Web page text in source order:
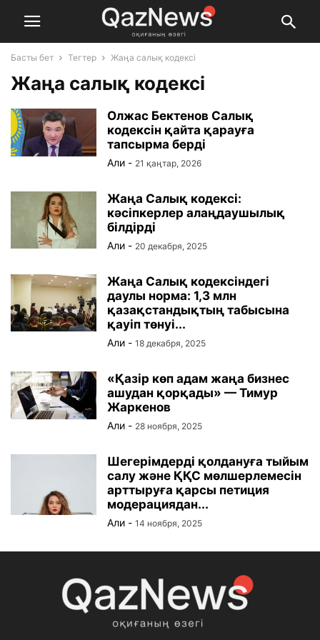
Басты бет Тегтер Жаңа салық кодексі
Жаңа салық кодексі
Олжас Бектенов Салық
кодексін қайта қарауға
тапсырма берді
Али - 21 қаңтар, 2026
Жаңа Салық кодексі:
кәсіпкерлер алаңдаушылық
білдірді
Али - 20 декабря, 2025
Жаңа Салық кодексіндегі
даулы норма: 1,3 млн
қазақстандықтың табысына
қауіп төнуі...
Али - 18 декабря, 2025
«Қазір көп адам жаңа бизнес
ашудан қорқады» — Тимур
Жаркенов
Али - 28 ноября, 2025
Шегерімдерді қолдануға тыйым
салу және ҚҚС мөлшерлемесін
арттыруға қарсы петиция
модерациядан...
Али - 14 ноября, 2025